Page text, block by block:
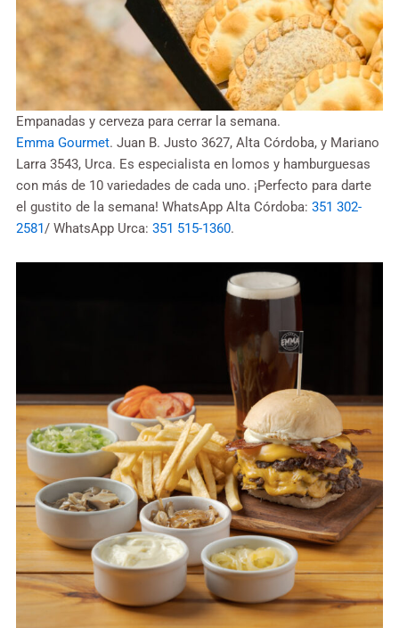
Empanadas y cerveza para cerrar la semana.
Emma Gourmet. Juan B. Justo 3627, Alta Córdoba, y Mariano
Larra 3543, Urca. Es especialista en lomos y hamburguesas
con más de 10 variedades de cada uno. ¡Perfecto para darte
el gustito de la semana! WhatsApp Alta Córdoba: 351 302-
2581/ WhatsApp Urca: 351 515-1360.